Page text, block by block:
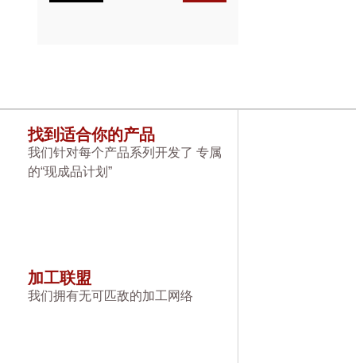
找到适合你的产品
我们针对每个产品系列开发了 专属
的“现成品计划”
加工联盟
我们拥有无可匹敌的加工网络